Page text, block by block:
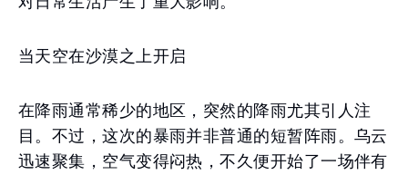
当天空在沙漠之上开启
在降雨通常稀少的地区，突然的降雨尤其引人注
目。不过，这次的暴雨并非普通的短暂阵雨。乌云
迅速聚集，空气变得闷热，不久便开始了一场伴有